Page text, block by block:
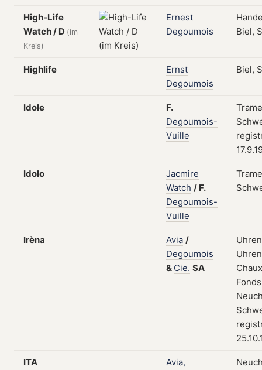
High-Life
Watch / D (im
Kreis)
Ernest
Degoumois
Biel,
Highlife
Ernst
Degoumois
Biel,
Idole
F.
Degoumois-
Vuille
Idolo
Jacmire
Watch / F.
Degoumois-
Vuille
Irèna Avia /
Degoumois
& Cie. SA
ITA
Avia,